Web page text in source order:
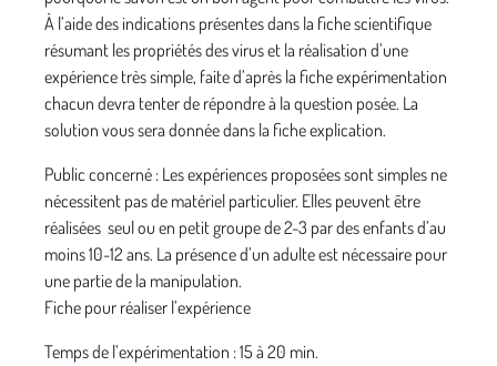
À l’aide des indications présentes dans la fiche scientifique
résumant les propriétés des virus et la réalisation d’une
expérience très simple, faite d’après la fiche expérimentation
chacun devra tenter de répondre à la question posée. La
solution vous sera donnée dans la fiche explication.
Public concerné : Les expériences proposées sont simples ne
nécessitent pas de matériel particulier. Elles peuvent être
réalisées seul ou en petit groupe de 2-3 par des enfants d’au
moins 10-12 ans. La présence d’un adulte est nécessaire pour
une partie de la manipulation.
Fiche pour réaliser l’expérience
Temps de l’expérimentation : 15 à 20 min.